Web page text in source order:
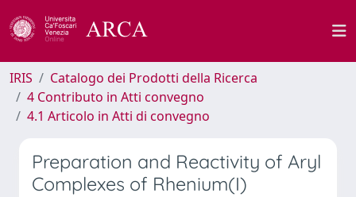
IRIS
Catalogo dei Prodotti della Ricerca
4 Contributo in Atti convegno
4.1 Articolo in Atti di convegno
Preparation and Reactivity of Aryl
Complexes of Rhenium(I)